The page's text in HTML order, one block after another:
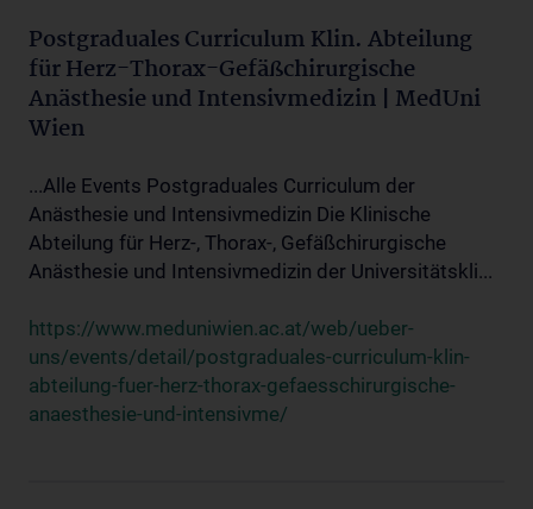
Postgraduales Curriculum Klin. Abteilung
für Herz-Thorax-Gefäßchirurgische
Anästhesie und Intensivmedizin | MedUni
Wien
...Alle Events Postgraduales Curriculum der
Anästhesie und Intensivmedizin Die Klinische
Abteilung für Herz-, Thorax-, Gefäßchirurgische
Anästhesie und Intensivmedizin der Universitätskli...
https://www.meduniwien.ac.at/web/ueber-
uns/events/detail/postgraduales-curriculum-klin-
abteilung-fuer-herz-thorax-gefaesschirurgische-
anaesthesie-und-intensivme/